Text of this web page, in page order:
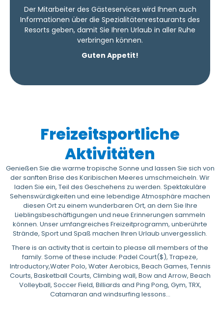
Der Mitarbeiter des Gästeservices wird Ihnen auch
Informationen über die Spezialitätenrestaurants des
Resorts geben, damit Sie Ihren Urlaub in aller Ruhe
verbringen können.
Guten Appetit!
Freizeitsportliche
Aktivitäten
Genießen Sie die warme tropische Sonne und lassen Sie sich von
der sanften Brise des Karibischen Meeres umschmeicheln. Wir
laden Sie ein, Teil des Geschehens zu werden. Spektakuläre
Sehenswürdigkeiten und eine lebendige Atmosphäre machen
diesen Ort zu einem wunderbaren Ort, an dem Sie Ihre
Lieblingsbeschäftigungen und neue Erinnerungen sammeln
können. Unser umfangreiches Freizeitprogramm, unberührte
Strände, Sport und Spaß machen Ihren Urlaub unvergesslich.
There is an activity that is certain to please all members of the
family. Some of these include: Padel Court($), Trapeze,
Introductory,Water Polo, Water Aerobics, Beach Games, Tennis
Courts, Basketball Courts, Climbing wall, Bow and Arrow, Beach
Volleyball, Soccer Field, Billiards and Ping Pong, Gym, TRX,
Catamaran and windsurfing lessons…